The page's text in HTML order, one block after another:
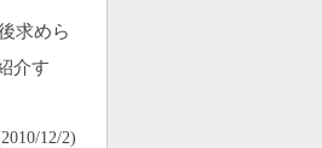
求めら
介す
2010/12/2)